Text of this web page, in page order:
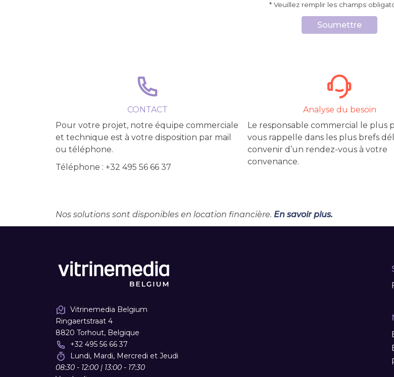
* Veuillez remplir les champs
Soumettre
CONTACT
Pour votre projet, notre équipe commerciale
et technique est à votre disposition par mail
ou téléphone.
Téléphone : +32 495 56 66 37
Analyse du besoin
Le responsable commercial le plus
vous rappelle dans les plus brefs
convenir d’un rendez-vous à votre
convenance.
Nos solutions sont disponibles en location financière. En savoir plus.
Vitrinemedia Belgium
Ringaertstraat 4
8820 Torhout, Belgique
+32 495 56 66 37
Lundi, Mardi, Mercredi et Jeudi
08:30 - 12:00 | 13:00 - 17:30